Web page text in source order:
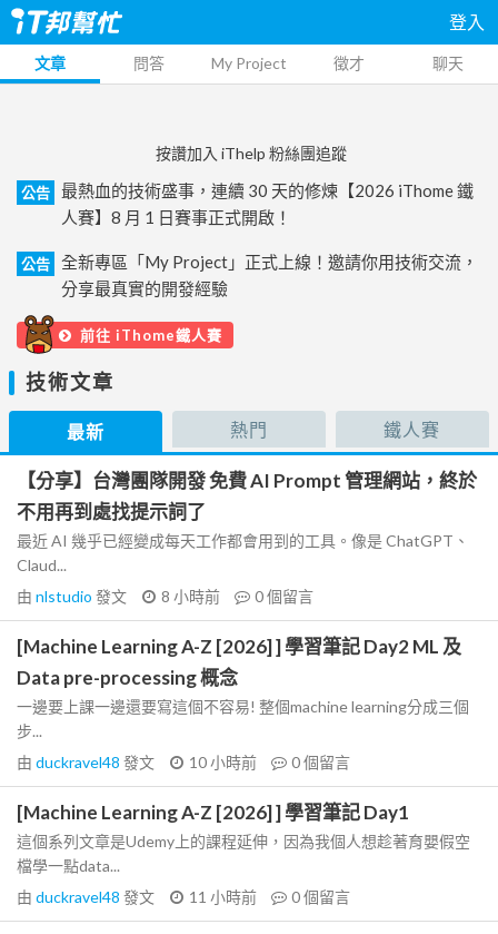
登入
文章 問答 My Project 徵才 聊天
按讚加入 iThelp 粉絲團追蹤
公告
最熱血的技術盛事，連續 30 天的修煉【2026 iThome 鐵
人賽】8 月 1 日賽事正式開啟！
公告
全新專區「My Project」正式上線！邀請你用技術交流，
分享最真實的開發經驗
前往 iThome鐵人賽
技術文章
最新 熱門 鐵人賽
【分享】台灣團隊開發 免費 AI Prompt 管理網站，終於
不用再到處找提示詞了
最近 AI 幾乎已經變成每天工作都會用到的工具。像是 ChatGPT、
Claud...
由 nlstudio 發文 8 小時前 0個留言
[Machine Learning A-Z [2026] ] 學習筆記 Day2 ML 及
Data pre-processing 概念
一邊要上課一邊還要寫這個不容易! 整個machine learning分成三個
步...
由 duckravel48 發文 10 小時前 0個留言
[Machine Learning A-Z [2026] ] 學習筆記 Day1
這個系列文章是Udemy上的課程延伸，因為我個人想趁著育嬰假空
檔學一點data...
由 duckravel48 發文 11 小時前 0個留言